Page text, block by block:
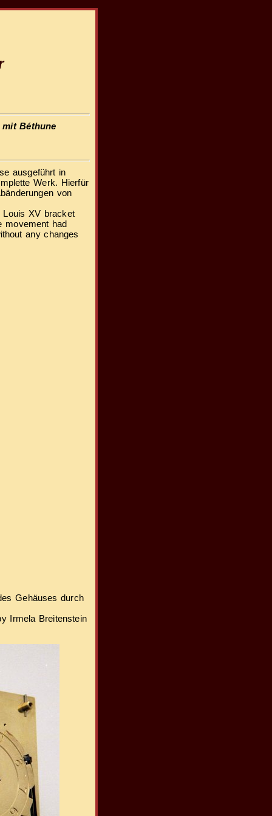
Béthune
ausgeführt in
Werk. Hierfür
von
XV bracket
movement had
any changes
Gehäuses durch
Irmela Breitenstein